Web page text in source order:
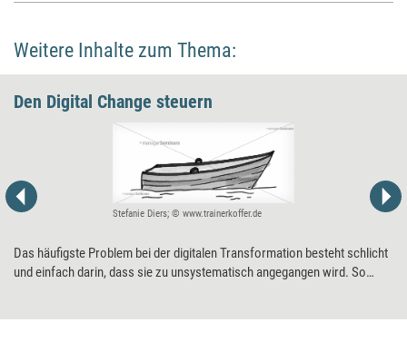
Weitere Inhalte zum Thema:
Den Digital Change steuern
Stefanie Diers; © www.trainerkoffer.de
Das häufigste Problem bei der digitalen Transformation besteht schlicht
und einfach darin, dass sie zu unsystematisch angegangen wird. So